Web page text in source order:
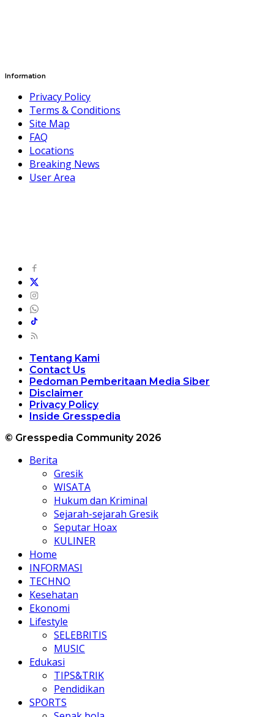
Information
Privacy Policy
Terms & Conditions
Site Map
FAQ
Locations
Breaking News
User Area
Tentang Kami
Contact Us
Pedoman Pemberitaan Media Siber
Disclaimer
Privacy Policy
Inside Gresspedia
© Gresspedia Community 2026
Berita
Gresik
WISATA
Hukum dan Kriminal
Sejarah-sejarah Gresik
Seputar Hoax
KULINER
Home
INFORMASI
TECHNO
Kesehatan
Ekonomi
Lifestyle
SELEBRITIS
MUSIC
Edukasi
TIPS&TRIK
Pendidikan
SPORTS